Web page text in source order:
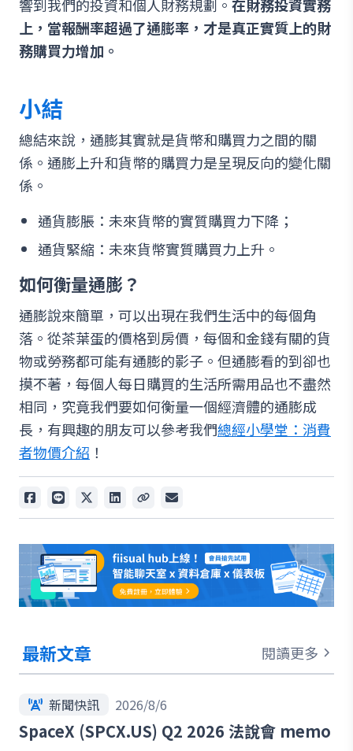
響到我們的投資和個人財務規劃。 在財務投資實務
上，當報酬率超過了通膨率，才是真正實質上的財
務購買力增加。
小結
總結來說，通膨其實就是貨幣和購買力之間的關
係。通膨上升和貨幣的購買力是呈現反向的變化關
係。
通貨膨脹：未來貨幣的實質購買力下降；
通貨緊縮：未來貨幣實質購買力上升。
如何衡量通膨？
通膨說來簡單，可以出現在我們生活中的每個角
落。從茶葉蛋的價格到房價，每個和金錢有關的貨
物或勞務都可能有通膨的影子。但通膨看的到卻也
摸不著，每個人每日購買的生活所需用品也不盡然
相同，究竟我們要如何衡量一個經濟體的通膨成
長，有興趣的朋友可以參考我們總經小學堂：消費
者物價介紹 ！
最新文章 閱讀更多
新聞快訊 2026/8/6
SpaceX (SPCX.US) Q2 2026 法說會 memo